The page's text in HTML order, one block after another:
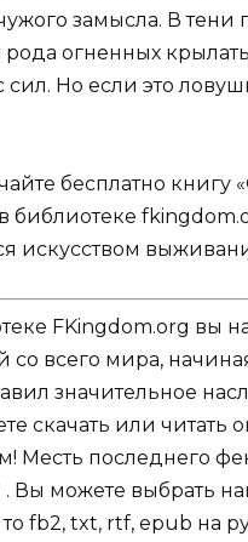
замысла. В тени
рода огненных
Но если это
бесплатно
библиотеке
искусством
FKingdom.org вы
со всего мира,
значительное
скачать или читать
Месть последнего
. Вы можете выбрать
то fb2, txt, rtf, epub на